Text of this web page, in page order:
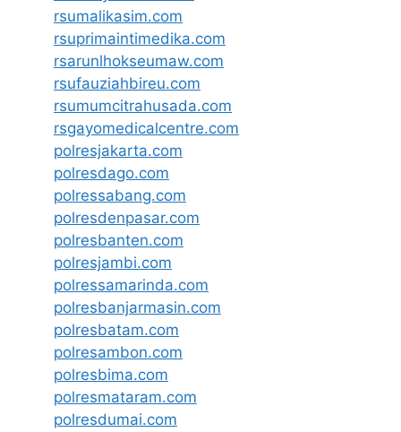
rsumalikasim.com
rsuprimaintimedika.com
rsarunlhokseumaw.com
rsufauziahbireu.com
rsumumcitrahusada.com
rsgayomedicalcentre.com
polresjakarta.com
polresdago.com
polressabang.com
polresdenpasar.com
polresbanten.com
polresjambi.com
polressamarinda.com
polresbanjarmasin.com
polresbatam.com
polresambon.com
polresbima.com
polresmataram.com
polresdumai.com